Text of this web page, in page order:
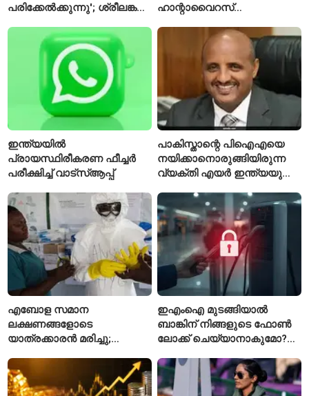
പരിക്കേൽക്കുന്നു'; ശ്രീലങ്കൻ
ടീമിനെ കുറിച്ച് മുൻതാരം
ഹാന്റാവൈറസ്
ഐസൊലേഷനിൽ
പ്രവേശിപ്പിച്ചു
ഇന്ത്യയിൽ
പ്രായസ്ഥിരീകരണ ഫീച്ചർ
പരീക്ഷിച്ച് വാട്‌സ്ആപ്പ്
പാകിസ്താന്റെ പിഐഎയെ
നയിക്കാനൊരുങ്ങിയിരുന്ന
വ്യക്തി എയർ ഇന്ത്യയുടെ
എബോള സമാന
ലക്ഷണങ്ങളോടെ
യാത്രക്കാരൻ മരിച്ചു;
യാത്രക്കാരെ
നിരീക്ഷണത്തിൽ
ഇഎംഐ മുടങ്ങിയാൽ
ബാങ്കിന് നിങ്ങളുടെ ഫോൺ
ലോക്ക് ചെയ്യാനാകുമോ?
ചട്ടങ്ങൾ ഇങ്ങനെ